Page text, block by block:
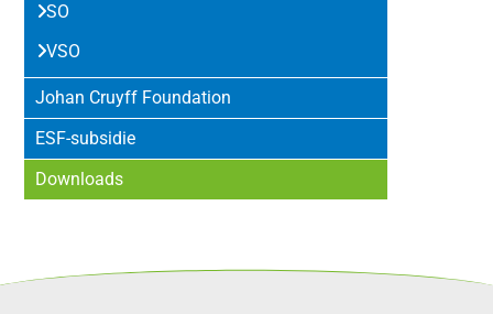
SO
VSO
Johan Cruyff Foundation
ESF-subsidie
Downloads